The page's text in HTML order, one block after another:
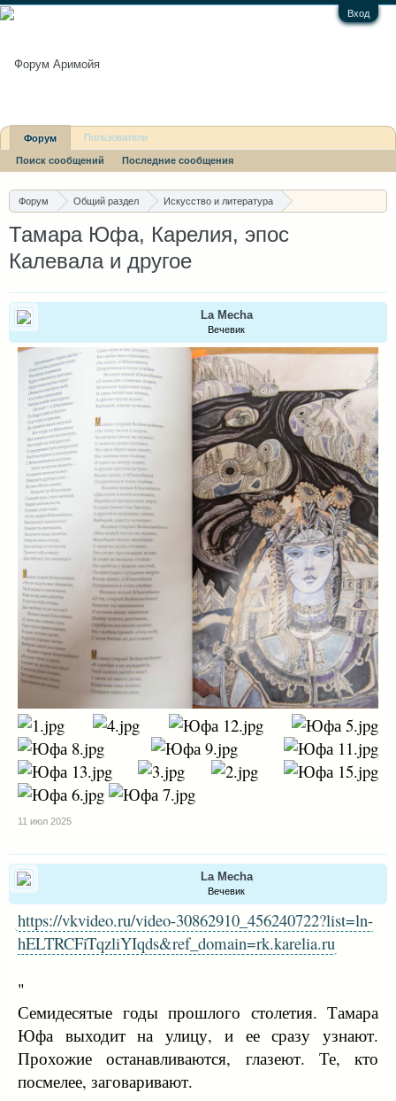
Вход
Форум Общий раздел
Искусство и литература
Тамара Юфа, Карелия, эпос
Калевала и другое
La Mecha
Вечевик
11 июл 2025
La Mecha
Вечевик
https://vkvideo.ru/video-30862910_456240722?list=ln-
hELTRCFiTqzliYIqds&ref_domain=rk.karelia.ru
"
Семидесятые годы прошлого столетия. Тамара
Юфа выходит на улицу, и ее сразу узнают.
Прохожие останавливаются, глазеют. Те, кто
посмелее, заговаривают.
Форум
Поиск сообщений Последние сообщения
Пользователи